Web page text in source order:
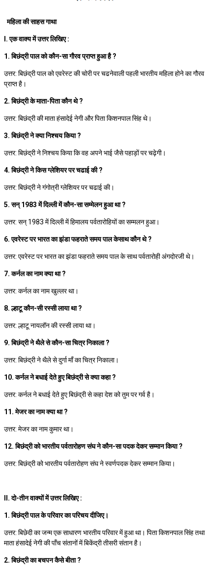
महिला की साहस गाथा
I. एक वाक्य में उत्तर लिखिए :
1. बिछंद्री पाल को कौन-सा गौरव प्राप्त हुआ है ?
उत्तर: बिछंद्री पाल को एवरेस्ट की चोरी पर चढनेवाली पहली भारतीय महिला होने का गौरव
प्राप्त है।
2. बिछंद्री के माता-पिता कौन थे ?
उत्तर: बिछंद्री की माता हंसादेई नेगी और पिता किशनपाल सिंह थे।
3. बिछंद्री ने क्या निश्चय किया ?
उत्तर: बिछंद्री ने निश्चय किया कि वह अपने भाई जैसे पहाड़ों पर चढ़ेगी।
4. बिछंद्री ने किस ग्लेशियर पर चढाई की ?
उत्तर: बिछंद्री ने गंगोत्री ग्लेशियर पर चढाई की।
5. सन् 1983 में दिल्ली में कौन-सा सम्मेलन हुआ था ?
उत्तर: सन् 1983 में दिल्ली में हिमालय पर्वतारोहियों का सम्मलन हुआ।
6. एवरेस्ट पर भारत का झंडा फहराते समय पाल केसाथ कौन थे ?
उत्तर: एवरेस्ट पर भारत का झंडा फहराते समय पाल के साथ पर्वतारोही अंगदोरजी थे।
7. कर्नल का नाम क्या था ?
उत्तर: कर्नल का नाम खुल्लर था।
8. ल्हाटू कौन-सी रस्सी लाया था ?
उत्तर: ल्हाटू नायलॉन की रस्सी लाया था।
9. बिछंद्री ने थैले से कौन-सा चित्र निकाला ?
उत्तर: बिछंद्री ने थैले से दुर्गा माँ का चित्र निकाला।
10. कर्नल ने बधाई देते हुए बिछंद्री से क्या कहा ?
उत्तर: कर्नल ने बधाई देते हुए बिछंद्री से कहा देश को तुम पर गर्व है।
11. मेजर का नाम क्या था ?
उत्तर: मेजर का नाम कुमार था।
12. बिछंद्री को भारतीय पर्वतारोहण संघ ने कौन-सा पदक देकर सम्मान किया ?
उत्तर: बिछंद्री को भारतीय पर्वतारोहण संघ ने स्वर्णपदक देकर सम्मान किया।
II. दो-तीन वाक्यों में उत्तर लिखिए :
1. बिछंद्री पाल के परिवार का परिचय दीजिए।
उत्तर: बिछेदी का जन्म एक साधारण भारतीय परिवार में हुआ था। पिता किशनपाल सिंह तथा
माता हंसादेई नेगी की पाँच संतानों में बिकेंद्री तीसरी संतान है।
2. बिछंद्री का बचपन कैसे बीता ?